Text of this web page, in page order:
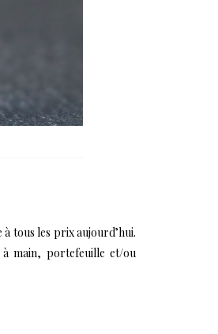
à tous les prix aujourd’hui.
main, portefeuille et/ou